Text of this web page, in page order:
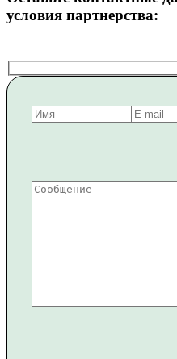
условия партнерства: